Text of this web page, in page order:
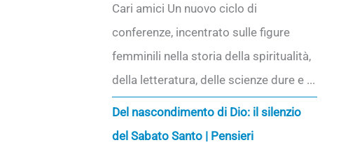
Cari amici Un nuovo ciclo di
conferenze, incentrato sulle figure
femminili nella storia della spiritualità,
della letteratura, delle scienze dure e ...
Del nascondimento di Dio: il silenzio
del Sabato Santo | Pensieri